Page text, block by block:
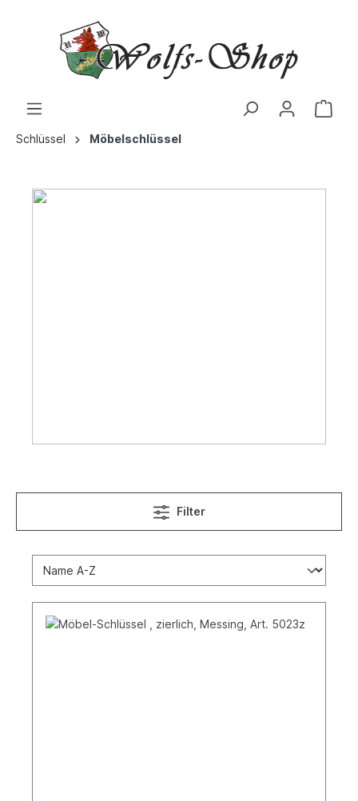
Schlüssel Möbelschlüssel
Filter